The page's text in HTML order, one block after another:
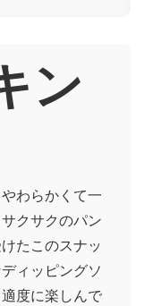
ン
わらかくて一
クサクのパン
たこのスナッ
ィッピングソ
度に楽しんで